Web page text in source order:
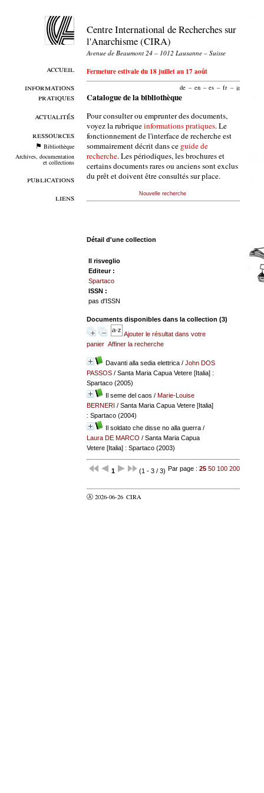
accueil
informations
pratiques
actualités
ressources
Bibliothèque
Archives, documentation
et collections
publications
liens
Centre International de Recherches sur
l'Anarchisme (CIRA)
Avenue de Beaumont 24 – 1012 Lausanne – Suisse
Fermeture estivale du 18 juillet au 17 août
de – en – es – fr – it
Catalogue de la bibliothèque
Pour consulter ou emprunter des documents,
voyez la rubriqueinformations pratiques. Le
fonctionnement de l'interface de recherche est
sommairement décrit dans ce guide de
recherche. Les périodiques, les brochures et
certains documents rares ou anciens sont exclus
du prêt et doivent être consultés sur place.
Nouvelle recherche
Détail d'une collection
Il risveglio
Editeur :
Spartaco
ISSN :
pas d'ISSN
Documents disponibles dans la collection (3)
Ajouter le résultat dans votre
panier Affiner la recherche
Davanti alla sedia elettrica/ John DOS
PASSOS/ Santa Maria Capua Vetere [Italia] :
Spartaco (2005)
Il seme del caos / Marie-Louise
BERNERI / Santa Maria Capua Vetere [Italia]
: Spartaco (2004)
Il soldato che disse no alla guerra/
Laura DE MARCO / Santa Maria Capua
Vetere [Italia] : Spartaco (2003)
1 (1 - 3 / 3) Par page : 25 50 100 200
Ⓐ 2026-06-26 CIRA